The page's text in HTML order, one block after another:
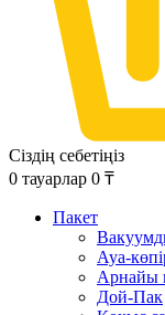
Сіздің себетіңіз
0 тауарлар 0 ₸
Пакет
Ауа-
Арнайы
Дой-Пак